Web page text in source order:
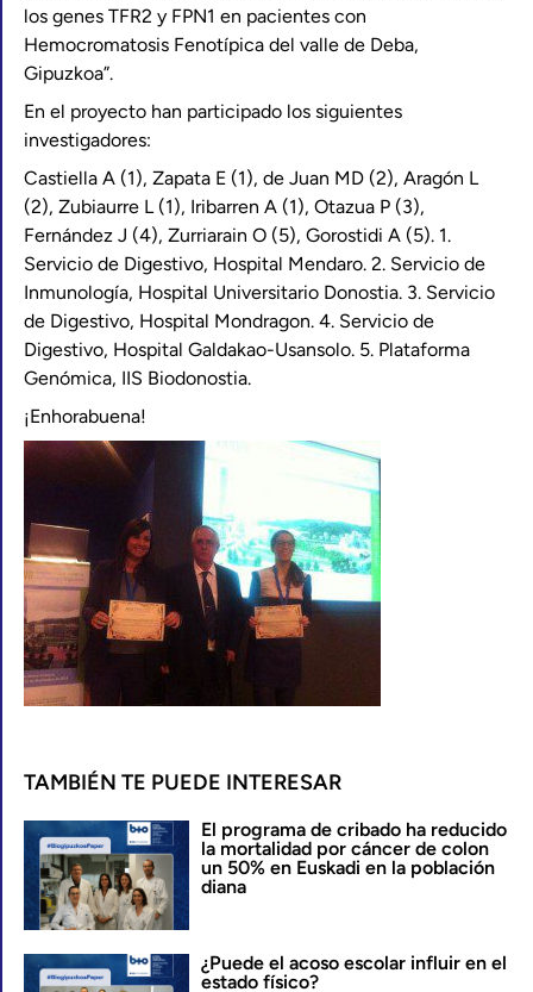
los genes TFR2 y FPN1 en pacientes con
Hemocromatosis Fenotípica del valle de Deba,
Gipuzkoa”.
En el proyecto han participado los siguientes
investigadores:
Castiella A (1), Zapata E (1), de Juan MD (2), Aragón L
(2), Zubiaurre L (1), Iribarren A (1), Otazua P (3),
Fernández J (4), Zurriarain O (5), Gorostidi A (5). 1.
Servicio de Digestivo, Hospital Mendaro. 2. Servicio de
Inmunología, Hospital Universitario Donostia. 3. Servicio
de Digestivo, Hospital Mondragon. 4. Servicio de
Digestivo, Hospital Galdakao-Usansolo. 5. Plataforma
Genómica, IIS Biodonostia.
¡Enhorabuena!
TAMBIÉN TE PUEDE INTERESAR
El programa de cribado ha reducido
la mortalidad por cáncer de colon
un 50% en Euskadi en la población
diana
¿Puede el acoso escolar influir en el
estado físico?